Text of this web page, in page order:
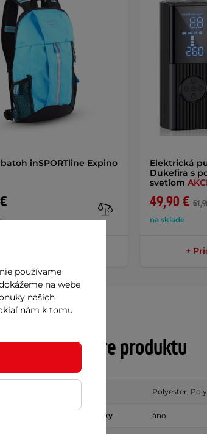
inSPORTline Expino
Elektrická
Dukefira s
svetlom
49,90 €
na sklade
+
Parametre produktu
Polyester,
Nastaviteľné pásky áno
používame
na webe
našich
nám k tomu